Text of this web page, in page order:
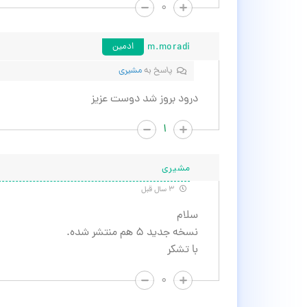
۰
m.moradi
ادمین
پاسخ بهمشیری
درود بروز شد دوست عزیز
۱
مشیری
سلام
نسخه جدید ۵ هم منتشر شده.
با تشکر
۰